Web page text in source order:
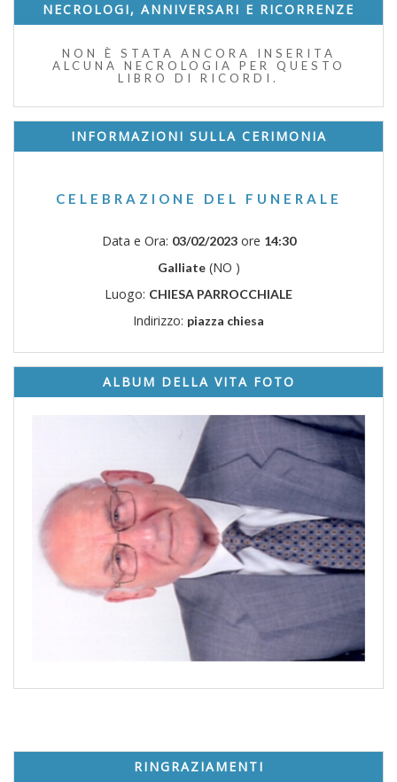
NECROLOGI, ANNIVERSARI E RICORRENZE
NON È STATA ANCORA INSERITA
ALCUNA NECROLOGIA PER QUESTO
LIBRO DI RICORDI.
INFORMAZIONI SULLA CERIMONIA
CELEBRAZIONE DEL FUNERALE
Data e Ora: 03/02/2023ore 14:30
Galliate(NO )
Luogo: CHIESA PARROCCHIALE
Indirizzo: piazza chiesa
ALBUM DELLA VITA FOTO
RINGRAZIAMENTI